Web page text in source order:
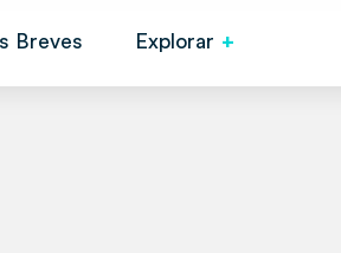
Breves Explorar